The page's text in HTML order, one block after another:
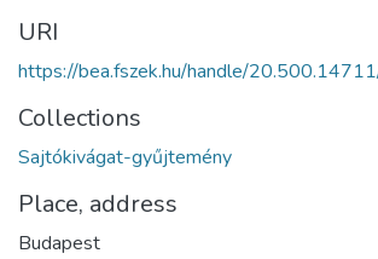
URI
https://bea.fszek.hu/handle/
Collections
Sajtókivágat-gyűjtemény
Place, address
Budapest